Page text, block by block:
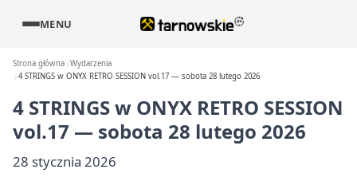
MENU
Strona główna Wydarzenia
4 STRINGS w ONYX RETRO SESSION vol.17 — sobota 28 lutego 2026
4 STRINGS w ONYX RETRO SESSION
vol.17 — sobota 28 lutego 2026
28 stycznia 2026